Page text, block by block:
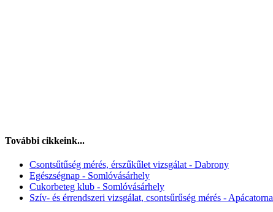
További cikkeink...
Csontsűtűség mérés, érszűkűlet vizsgálat - Dabrony
Egészségnap - Somlóvásárhely
Cukorbeteg klub - Somlóvásárhely
Szív- és érrendszeri vizsgálat, csontsűrűség mérés - Apácatorna